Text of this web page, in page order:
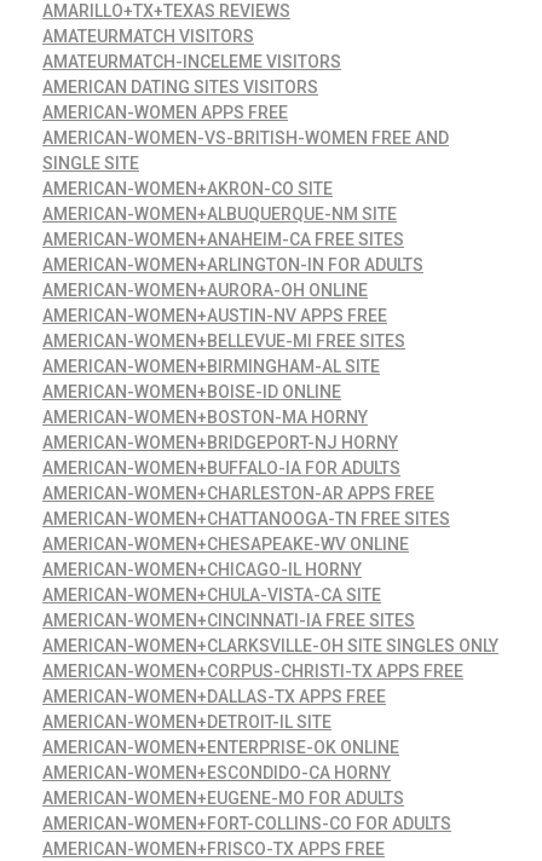
AMARILLO+TX+TEXAS REVIEWS
AMATEURMATCH VISITORS
AMATEURMATCH-INCELEME VISITORS
AMERICAN DATING SITES VISITORS
AMERICAN-WOMEN APPS FREE
AMERICAN-WOMEN-VS-BRITISH-WOMEN FREE AND
SINGLE SITE
AMERICAN-WOMEN+AKRON-CO SITE
AMERICAN-WOMEN+ALBUQUERQUE-NM SITE
AMERICAN-WOMEN+ANAHEIM-CA FREE SITES
AMERICAN-WOMEN+ARLINGTON-IN FOR ADULTS
AMERICAN-WOMEN+AURORA-OH ONLINE
AMERICAN-WOMEN+AUSTIN-NV APPS FREE
AMERICAN-WOMEN+BELLEVUE-MI FREE SITES
AMERICAN-WOMEN+BIRMINGHAM-AL SITE
AMERICAN-WOMEN+BOISE-ID ONLINE
AMERICAN-WOMEN+BOSTON-MA HORNY
AMERICAN-WOMEN+BRIDGEPORT-NJ HORNY
AMERICAN-WOMEN+BUFFALO-IA FOR ADULTS
AMERICAN-WOMEN+CHARLESTON-AR APPS FREE
AMERICAN-WOMEN+CHATTANOOGA-TN FREE SITES
AMERICAN-WOMEN+CHESAPEAKE-WV ONLINE
AMERICAN-WOMEN+CHICAGO-IL HORNY
AMERICAN-WOMEN+CHULA-VISTA-CA SITE
AMERICAN-WOMEN+CINCINNATI-IA FREE SITES
AMERICAN-WOMEN+CLARKSVILLE-OH SITE SINGLES ONLY
AMERICAN-WOMEN+CORPUS-CHRISTI-TX APPS FREE
AMERICAN-WOMEN+DALLAS-TX APPS FREE
AMERICAN-WOMEN+DETROIT-IL SITE
AMERICAN-WOMEN+ENTERPRISE-OK ONLINE
AMERICAN-WOMEN+ESCONDIDO-CA HORNY
AMERICAN-WOMEN+EUGENE-MO FOR ADULTS
AMERICAN-WOMEN+FORT-COLLINS-CO FOR ADULTS
AMERICAN-WOMEN+FRISCO-TX APPS FREE